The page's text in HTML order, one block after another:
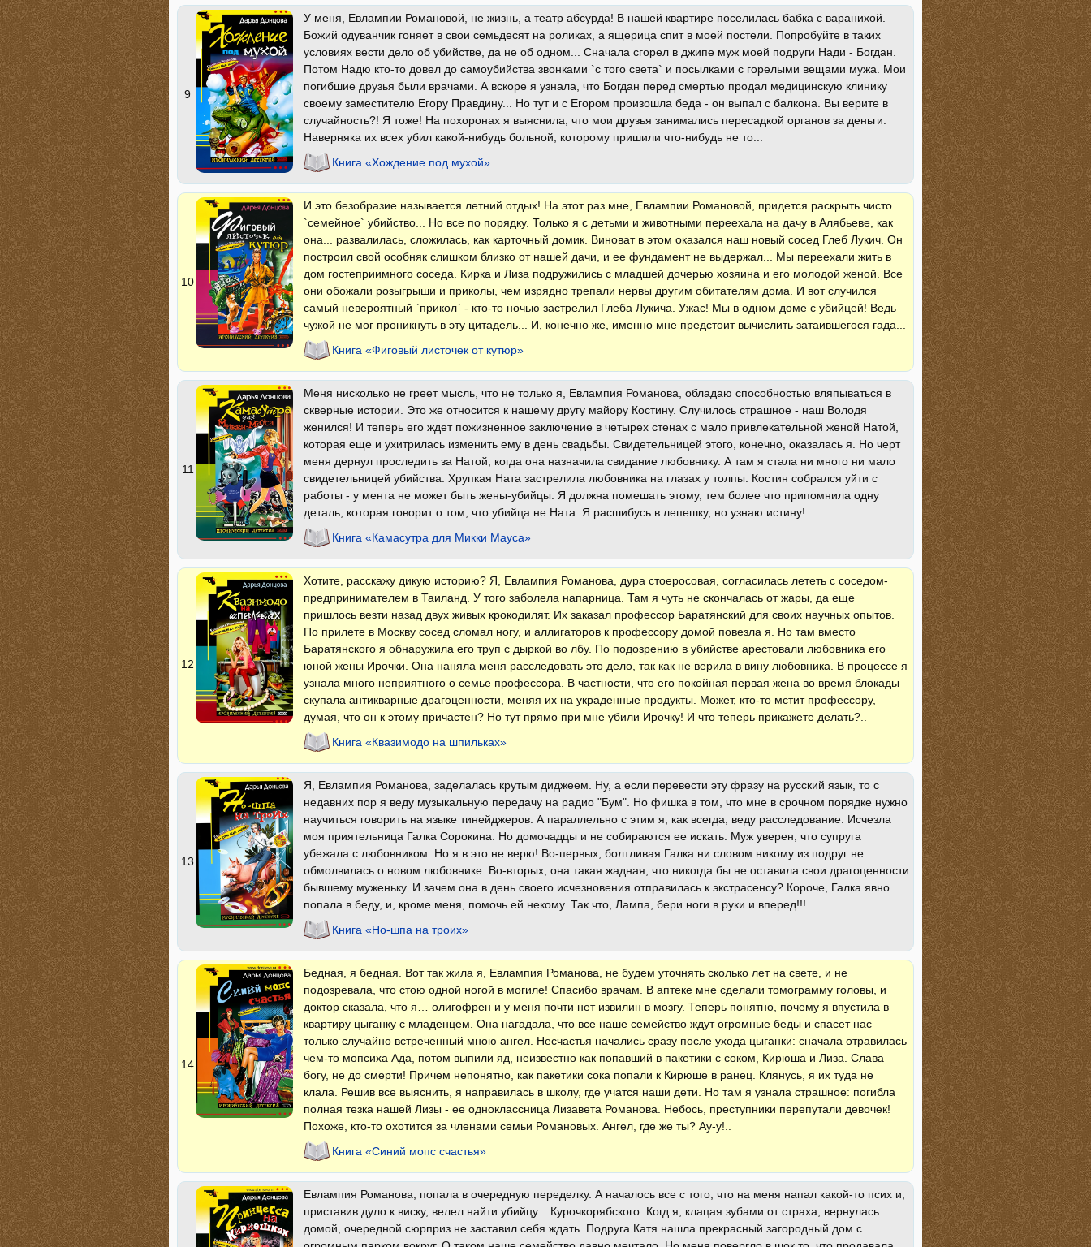
9
У меня, Евлампии Романовой, не жизнь, а театр абсурда! В нашей квартире поселилась бабка с варанихой.
Божий одуванчик гоняет в свои семьдесят на роликах, а ящерица спит в моей постели. Попробуйте в таких
условиях вести дело об убийстве, да не об одном... Сначала сгорел в джипе муж моей подруги Нади - Богдан.
Потом Надю кто-то довел до самоубийства звонками `с того света` и посылками с горелыми вещами мужа. Мои
погибшие друзья были врачами. А вскоре я узнала, что Богдан перед смертью продал медицинскую клинику
своему заместителю Егору Правдину... Но тут и с Егором произошла беда - он выпал с балкона. Вы верите в
случайность?! Я тоже! На похоронах я выяснила, что мои друзья занимались пересадкой органов за деньги.
Наверняка их всех убил какой-нибудь больной, которому пришили что-нибудь не то...
Книга «Хождение под мухой»
10
И это безобразие называется летний отдых! На этот раз мне, Евлампии Романовой, придется раскрыть чисто
`семейное` убийство... Но все по порядку. Только я с детьми и животными переехала на дачу в Алябьеве, как
она... развалилась, сложилась, как карточный домик. Виноват в этом оказался наш новый сосед Глеб Лукич. Он
построил свой особняк слишком близко от нашей дачи, и ее фундамент не выдержал... Мы переехали жить в
дом гостеприимного соседа. Кирка и Лиза подружились с младшей дочерью хозяина и его молодой женой. Все
они обожали розыгрыши и приколы, чем изрядно трепали нервы другим обитателям дома. И вот случился
самый невероятный `прикол` - кто-то ночью застрелил Глеба Лукича. Ужас! Мы в одном доме с убийцей! Ведь
чужой не мог проникнуть в эту цитадель... И, конечно же, именно мне предстоит вычислить затаившегося гада...
Книга «Фиговый листочек от кутюр»
11
Меня нисколько не греет мысль, что не только я, Евлампия Романова, обладаю способностью вляпываться в
скверные истории. Это же относится к нашему другу майору Костину. Случилось страшное - наш Володя
женился! И теперь его ждет пожизненное заключение в четырех стенах с мало привлекательной женой Натой,
которая еще и ухитрилась изменить ему в день свадьбы. Свидетельницей этого, конечно, оказалась я. Но черт
меня дернул проследить за Натой, когда она назначила свидание любовнику. А там я стала ни много ни мало
свидетельницей убийства. Хрупкая Ната застрелила любовника на глазах у толпы. Костин собрался уйти с
работы - у мента не может быть жены-убийцы. Я должна помешать этому, тем более что припомнила одну
деталь, которая говорит о том, что убийца не Ната. Я расшибусь в лепешку, но узнаю истину!..
Книга «Камасутра для Микки Мауса»
12
Хотите, расскажу дикую историю? Я, Евлампия Романова, дура стоеросовая, согласилась лететь с соседом-
предпринимателем в Таиланд. У того заболела напарница. Там я чуть не скончалась от жары, да еще
пришлось везти назад двух живых крокодилят. Их заказал профессор Баратянский для своих научных опытов.
По прилете в Москву сосед сломал ногу, и аллигаторов к профессору домой повезла я. Но там вместо
Баратянского я обнаружила его труп с дыркой во лбу. По подозрению в убийстве арестовали любовника его
юной жены Ирочки. Она наняла меня расследовать это дело, так как не верила в вину любовника. В процессе я
узнала много неприятного о семье профессора. В частности, что его покойная первая жена во время блокады
скупала антикварные драгоценности, меняя их на украденные продукты. Может, кто-то мстит профессору,
думая, что он к этому причастен? Но тут прямо при мне убили Ирочку! И что теперь прикажете делать?..
Книга «Квазимодо на шпильках»
13
Я, Евлампия Романова, заделалась крутым диджеем. Ну, а если перевести эту фразу на русский язык, то с
недавних пор я веду музыкальную передачу на радио "Бум". Но фишка в том, что мне в срочном порядке нужно
научиться говорить на языке тинейджеров. А параллельно с этим я, как всегда, веду расследование. Исчезла
моя приятельница Галка Сорокина. Но домочадцы и не собираются ее искать. Муж уверен, что супруга
убежала с любовником. Но я в это не верю! Во-первых, болтливая Галка ни словом никому из подруг не
обмолвилась о новом любовнике. Во-вторых, она такая жадная, что никогда бы не оставила свои драгоценности
бывшему муженьку. И зачем она в день своего исчезновения отправилась к экстрасенсу? Короче, Галка явно
попала в беду, и, кроме меня, помочь ей некому. Так что, Лампа, бери ноги в руки и вперед!!!
Книга «Но-шпа на троих»
14
Бедная, я бедная. Вот так жила я, Евлампия Романова, не будем уточнять сколько лет на свете, и не
подозревала, что стою одной ногой в могиле! Спасибо врачам. В аптеке мне сделали томограмму головы, и
доктор сказала, что я… олигофрен и у меня почти нет извилин в мозгу. Теперь понятно, почему я впустила в
квартиру цыганку с младенцем. Она нагадала, что все наше семейство ждут огромные беды и спасет нас
только случайно встреченный мною ангел. Несчастья начались сразу после ухода цыганки: сначала отравилась
чем-то мопсиха Ада, потом выпили яд, неизвестно как попавший в пакетики с соком, Кирюша и Лиза. Слава
богу, не до смерти! Причем непонятно, как пакетики сока попали к Кирюше в ранец. Клянусь, я их туда не
клала. Решив все выяснить, я направилась в школу, где учатся наши дети. Но там я узнала страшное: погибла
полная тезка нашей Лизы - ее одноклассница Лизавета Романова. Небось, преступники перепутали девочек!
Похоже, кто-то охотится за членами семьи Романовых. Ангел, где же ты? Ау-у!..
Книга «Синий мопс счастья»
Евлампия Романова, попала в очередную переделку. А началось все с того, что на меня напал какой-то псих и,
приставив дуло к виску, велел найти убийцу... Курочкорябского. Когд я, клацая зубами от страха, вернулась
домой, очередной сюрприз не заставил себя ждать. Подруга Катя нашла прекрасный загородный дом с